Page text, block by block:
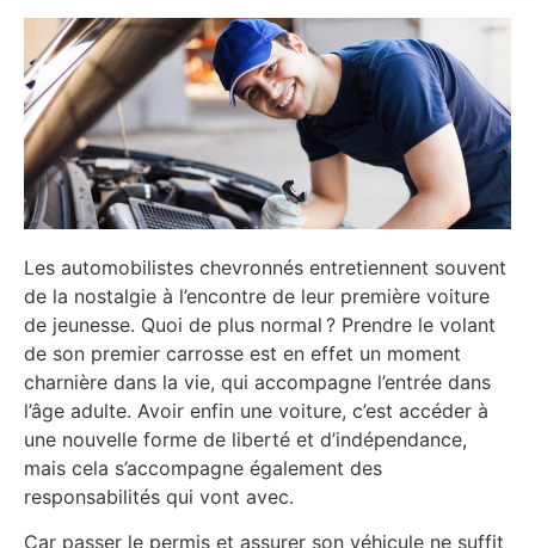
Les automobilistes chevronnés entretiennent souvent
de la nostalgie à l’encontre de leur première voiture
de jeunesse. Quoi de plus normal ? Prendre le volant
de son premier carrosse est en effet un moment
charnière dans la vie, qui accompagne l’entrée dans
l’âge adulte. Avoir enfin une voiture, c’est accéder à
une nouvelle forme de liberté et d’indépendance,
mais cela s’accompagne également des
responsabilités qui vont avec.
Car passer le permis et assurer son véhicule ne suffit